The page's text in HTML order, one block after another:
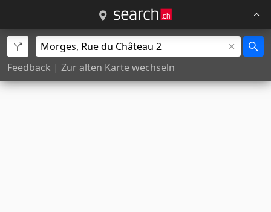
Feedback | Zur alten Karte wechseln